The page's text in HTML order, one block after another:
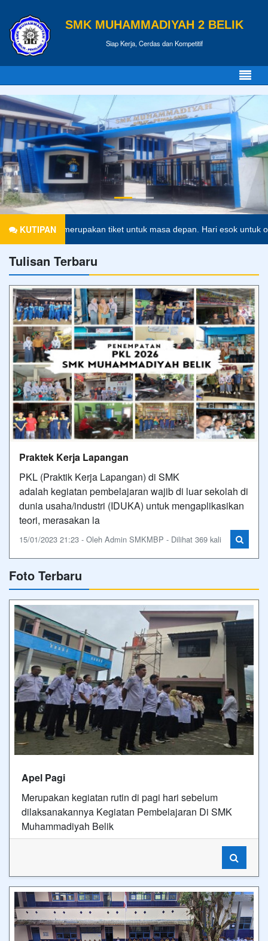
SMK MUHAMMADIYAH 2 BELIK
Siap Kerja, Cerdas dan Kompetitif
KUTIPAN
merupakan tiket untuk masa depan. Hari esok untuk orang-
Tulisan Terbaru
Praktek Kerja Lapangan
PKL (Praktik Kerja Lapangan) di SMK
adalah kegiatan pembelajaran wajib di luar sekolah di
dunia usaha/industri (IDUKA) untuk mengaplikasikan
teori, merasakan la
15/01/2023 21:23 - Oleh Admin SMKMBP - Dilihat 369 kali
Foto Terbaru
Apel Pagi
Merupakan kegiatan rutin di pagi hari sebelum
dilaksanakannya Kegiatan Pembelajaran Di SMK
Muhammadiyah Belik